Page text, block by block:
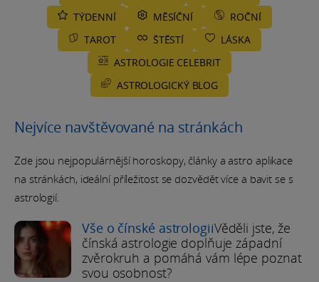
TÝDENNÍ
MĚSÍČNÍ
ROČNÍ
TAROT
ŠTĚSTÍ
LÁSKA
ASTROLOGIE CELEBRIT
ASTROLOGICKÝ BLOG
Nejvíce navštěvované na stránkách
Zde jsou nejpopulárnější horoskopy, články a astro aplikace
na stránkách, ideální příležitost se dozvědět více a bavit se s
astrologií.
Vše o čínské astrologiiVěděli jste, že
čínská astrologie doplňuje západní
zvěrokruh a pomáhá vám lépe poznat
svou osobnost?